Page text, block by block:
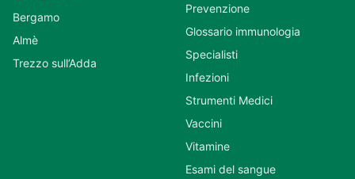
Bergamo
Almè
Trezzo sull’Adda
Prevenzione
Glossario immunologia
Specialisti
Infezioni
Strumenti Medici
Vaccini
Vitamine
Esami del sangue